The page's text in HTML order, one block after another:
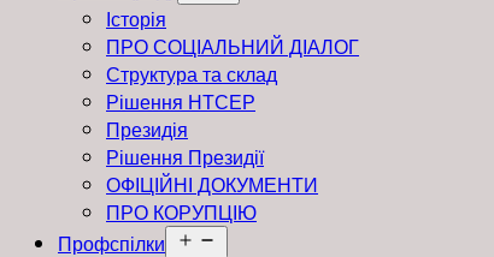
меню
Історія
ПРО СОЦІАЛЬНИЙ ДІАЛОГ
Структура та склад
Рішення НТСЕР
Президія
Рішення Президії
ОФІЦІЙНІ ДОКУМЕНТИ
ПРО КОРУПЦІЮ
Профспілки